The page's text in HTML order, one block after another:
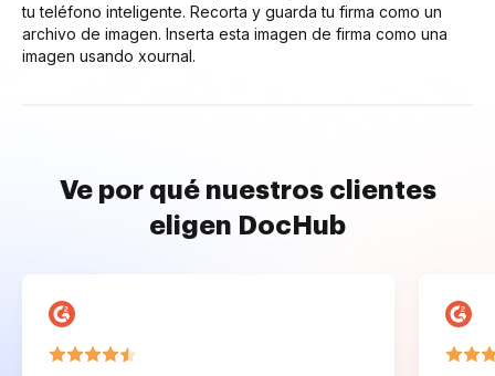
tu teléfono inteligente. Recorta y guarda tu firma como un
archivo de imagen. Inserta esta imagen de firma como una
imagen usando xournal.
Ve por qué nuestros clientes
eligen DocHub